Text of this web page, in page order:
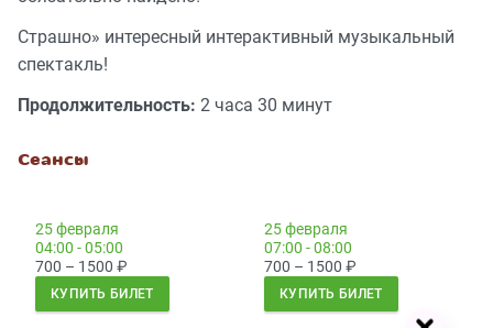
Страшно» интересный интерактивный музыкальный
спектакль!
Продолжительность: 2 часа 30 минут
Сеансы
25 февраля
04:00 - 05:00
700 – 1500 ₽
КУПИТЬ БИЛЕТ
25 февраля
07:00 - 08:00
700 – 1500 ₽
КУПИТЬ БИЛЕТ